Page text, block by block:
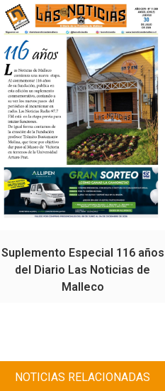
Suplemento Especial 116 años
del Diario Las Noticias de
Malleco
NOTICIAS RELACIONADAS